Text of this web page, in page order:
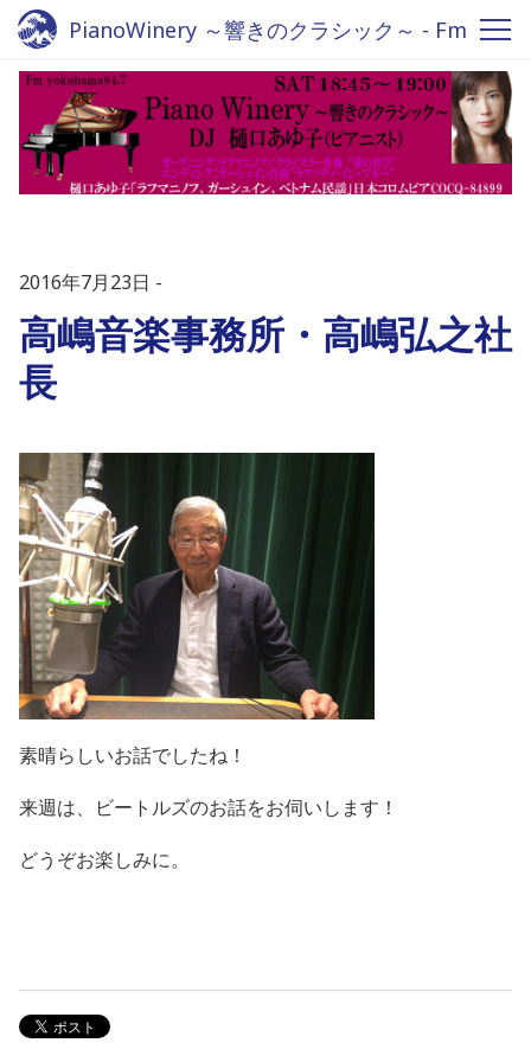
PianoWinery ～響きのクラシック～ - Fm
yokohama 84.7
2016年7月23日
高嶋音楽事務所・高嶋弘之社
長
素晴らしいお話でしたね！
来週は、ビートルズのお話をお伺いします！
どうぞお楽しみに。